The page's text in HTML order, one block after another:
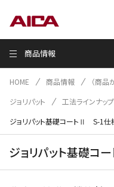
商品情報
HOME 商品情報
（商品
ジョリパット
工法ラインナッ
ジョリパット基礎コートⅡ S-1仕
ジョリパット基礎